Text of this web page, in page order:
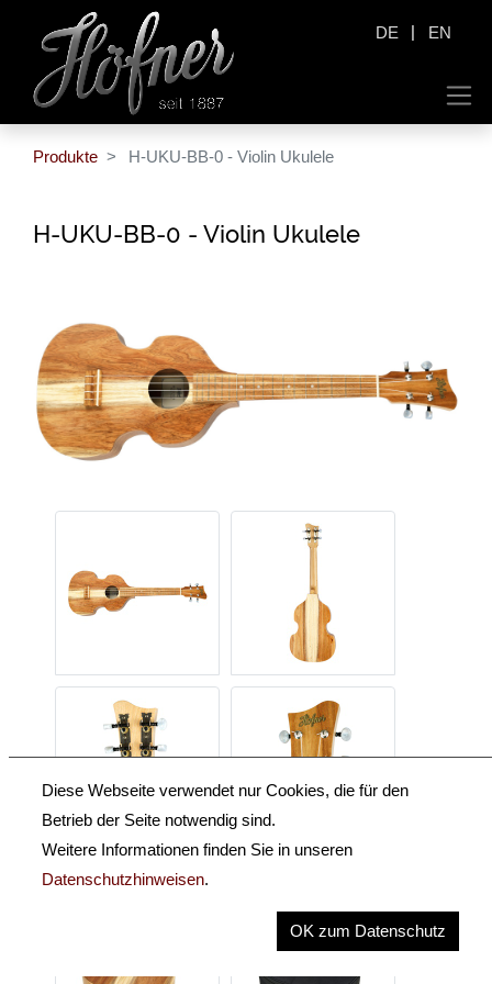
DE | EN
Produkte H-UKU-BB-0 - Violin Ukulele
H-UKU-BB-0 - Violin Ukulele
Diese Webseite verwendet nur Cookies, die für den
Betrieb der Seite notwendig sind.
Weitere Informationen finden Sie in unseren
Datenschutzhinweisen.
OK zum Datenschutz